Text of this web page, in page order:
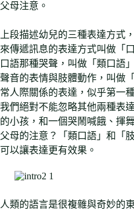
父母注意。
上段描述幼兒的三種表達方式
來傳遞訊息的表達方式叫做「
口語那種哭聲，叫做「類口語
聲音的表情與肢體動作，叫做
常人際關係的表達，似乎第一
我們絕對不能忽略其他兩種表
的小孩，和一個哭鬧喊餓、揮
父母的注意？「類口語」和「
可以讓表達更有效果。
人類的語言是很複雜與奇妙的